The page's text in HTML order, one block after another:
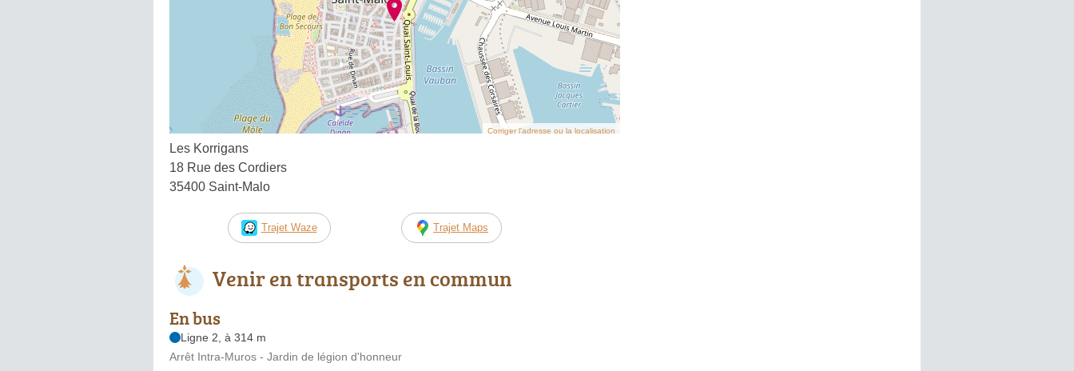
Corriger l’adresse ou la localisation
Les Korrigans
18 Rue des Cordiers
35400 Saint-Malo
Trajet Waze Trajet Maps
Venir en transports en commun
En bus
Ligne 2, à 314 m
Arrêt Intra-Muros - Jardin de légion d'honneur